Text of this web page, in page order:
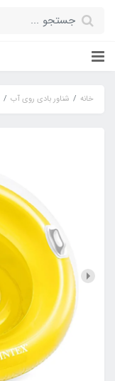
خانه شناور بادی روی آب